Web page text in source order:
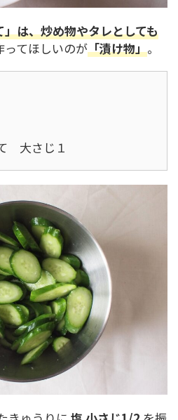
は、炒め物やタレとしても
ってほしいのが「漬け物」。
大さじ１